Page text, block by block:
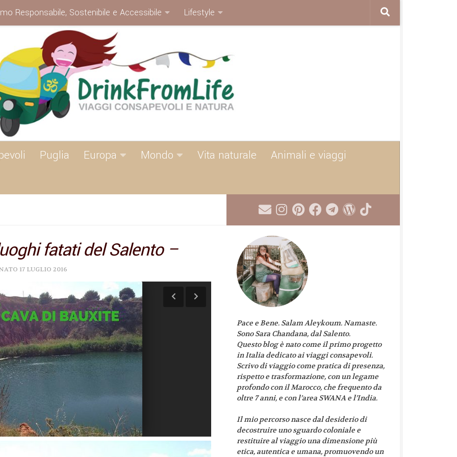
Responsabile, Sostenibile e Accessibile Lifestyle
Puglia Europa Mondo Vita naturale
Animali e viaggi
fatati del Salento –
17 LUGLIO 2016
Pace e Bene. Salam Aleykoum. Namaste.
Sono Sara Chandana, dal Salento.
Questo blog è nato come il primo progetto
in Italia dedicato ai viaggi consapevoli.
Scrivo di viaggio come pratica di presenza,
rispetto e trasformazione, con un legame
profondo con il Marocco, che frequento da
oltre 7 anni, e con l’area SWANA e l’India.
Il mio percorso nasce dal desiderio di
decostruire uno sguardo coloniale e
restituire al viaggio una dimensione più
etica, autentica e umana, promuovendo un